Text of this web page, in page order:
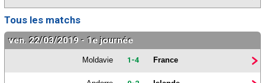
Tous les matchs
ven. 22/03/2019 - 1e journée
Moldavie 1-4 France
Mentions légales
site web Maxifoot.fr